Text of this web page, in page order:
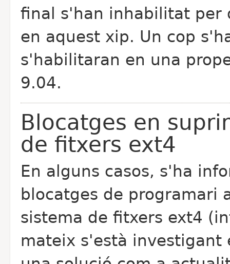
final s'han inhabilitat per
en aquest xip. Un cop
s'habilitaran en una
9.04.
Blocatges en
de fitxers ext4
En alguns casos, s'ha
blocatges de programari
sistema de fitxers ext4
mateix s'està investigant